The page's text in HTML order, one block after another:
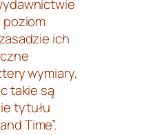
poziom
ich
wymiary,
takie są
tytułu
Time”.